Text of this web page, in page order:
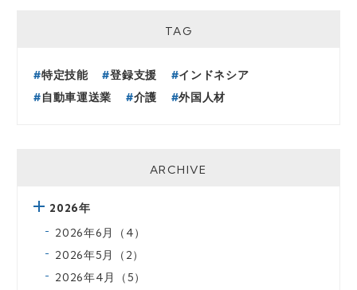
TAG
特定技能 登録支援
インドネシア
自動車運送業
介護 外国人材
ARCHIVE
2026年
2026年6月（4）
2026年5月（2）
2026年4月（5）